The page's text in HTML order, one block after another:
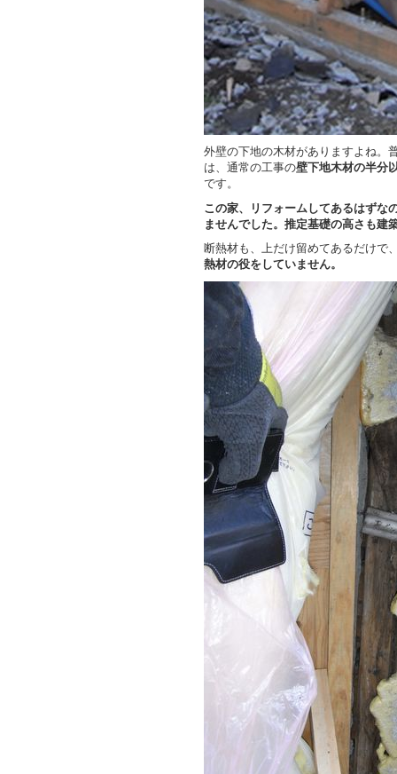
外壁の下地の木材がありますよね。
は、通常の工事の壁下地木材の半分
です。
この家、リフォームしてあるはずな
ませんでした。推定基礎の高さも建
断熱材も、上だけ留めてあるだけで
熱材の役をしていません。